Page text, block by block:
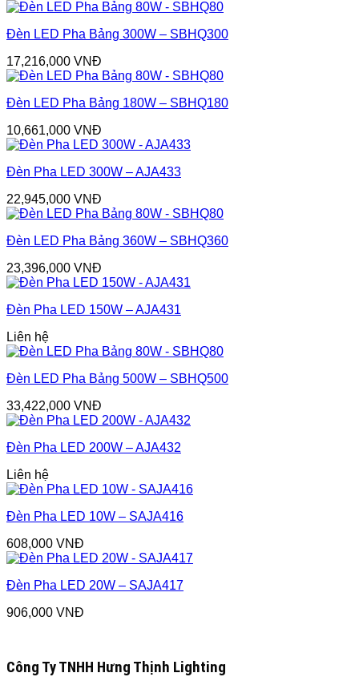
Đèn LED Pha Bảng 300W – SBHQ300
17,216,000 VNĐ
Đèn LED Pha Bảng 180W – SBHQ180
10,661,000 VNĐ
Đèn Pha LED 300W – AJA433
22,945,000 VNĐ
Đèn LED Pha Bảng 360W – SBHQ360
23,396,000 VNĐ
Đèn Pha LED 150W – AJA431
Liên hệ
Đèn LED Pha Bảng 500W – SBHQ500
33,422,000 VNĐ
Đèn Pha LED 200W – AJA432
Liên hệ
Đèn Pha LED 10W – SAJA416
608,000 VNĐ
Đèn Pha LED 20W – SAJA417
906,000 VNĐ
Công Ty TNHH Hưng Thịnh Lighting